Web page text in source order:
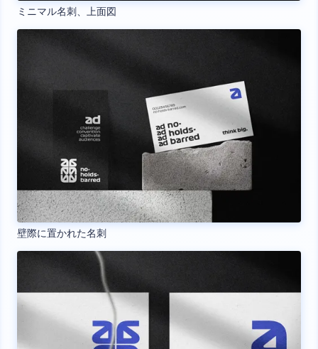
ミニマル名刺、上面図
壁際に置かれた名刺